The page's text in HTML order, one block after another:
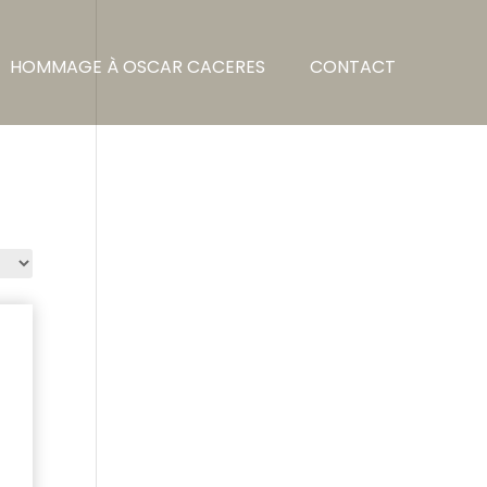
HOMMAGE À OSCAR CACERES CONTACT